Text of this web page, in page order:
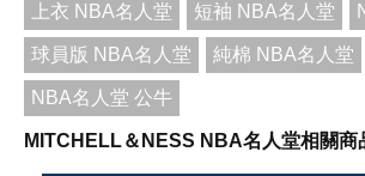
上衣 NBA名人堂 短袖 NBA名人堂
球員版 NBA名人堂 純棉 NBA名人堂
NBA名人堂 公牛
MITCHELL＆NESS NBA名人堂相關商